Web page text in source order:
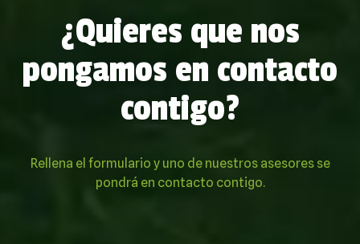
¿Quieres que nos
pongamos en contacto
contigo?
Rellena el formulario y uno de nuestros asesores se
pondrá en contacto contigo.